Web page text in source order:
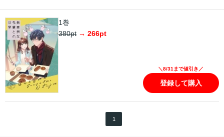
ページをフルカラー収録しました！ <全32ページ> 【目次】 無愛想
な先輩と朝の会議 無愛想な先輩と夏のコンビニ 無愛想な先輩とブラ
ックコーヒー 無愛想な先輩とスマホ 各話その後（描き下ろし） 無
愛想な先輩と大雪の日の話 大雪の日の話・その後（描き下ろし）
1巻
380pt → 266pt
＼8/31まで値引き／
登録して購入
1